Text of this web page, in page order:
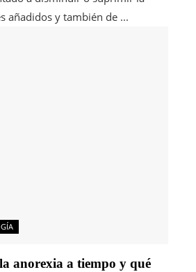
añadidos y también de ...
anorexia a tiempo y qué